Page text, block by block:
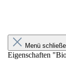
Menü
Eigenschaften